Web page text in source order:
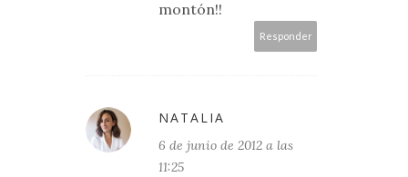
montón!!
Responder
NATALIA
6 de junio de 2012 a las
11:25